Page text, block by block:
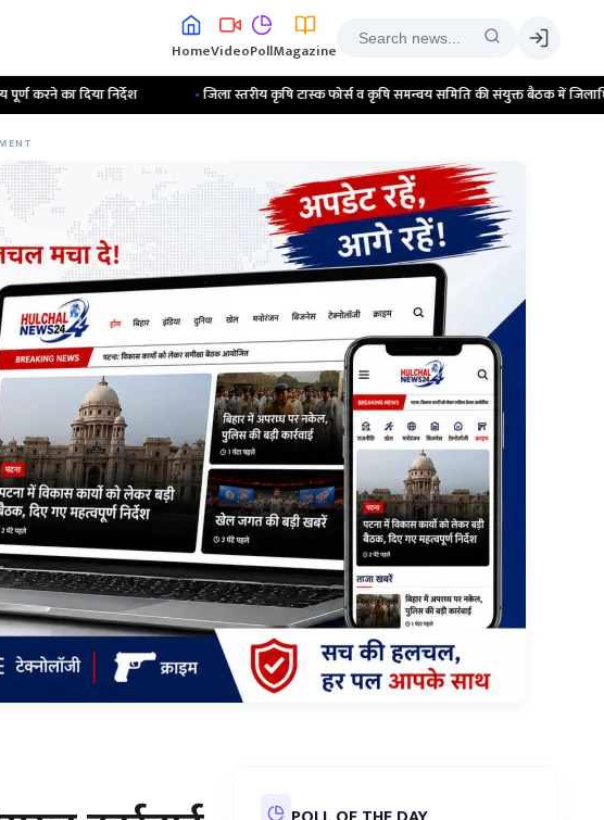
HomeVideoPollMagazine
•जिला स्तरीय कृषि टास्क फोर्स व कृषि समन्वय समिति की संयुक्त बैठक में जिलाधिकारी ने की खरीफ फसल,